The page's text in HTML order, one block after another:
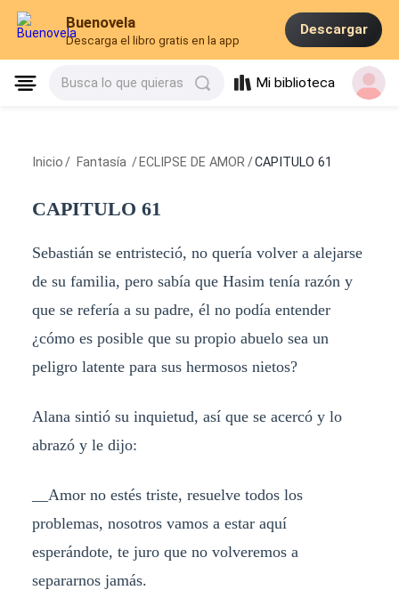
Buenovela
Descarga el libro gratis en la app
Descargar
Busca lo que quieras Mi biblioteca
Inicio / Fantasía / ECLIPSE DE AMOR /CAPITULO 61
CAPITULO 61
Sebastián se entristeció, no quería volver a alejarse
de su familia, pero sabía que Hasim tenía razón y
que se refería a su padre, él no podía entender
¿cómo es posible que su propio abuelo sea un
peligro latente para sus hermosos nietos?
Alana sintió su inquietud, así que se acercó y lo
abrazó y le dijo:
__Amor no estés triste, resuelve todos los
problemas, nosotros vamos a estar aquí
esperándote, te juro que no volveremos a
separarnos jamás.